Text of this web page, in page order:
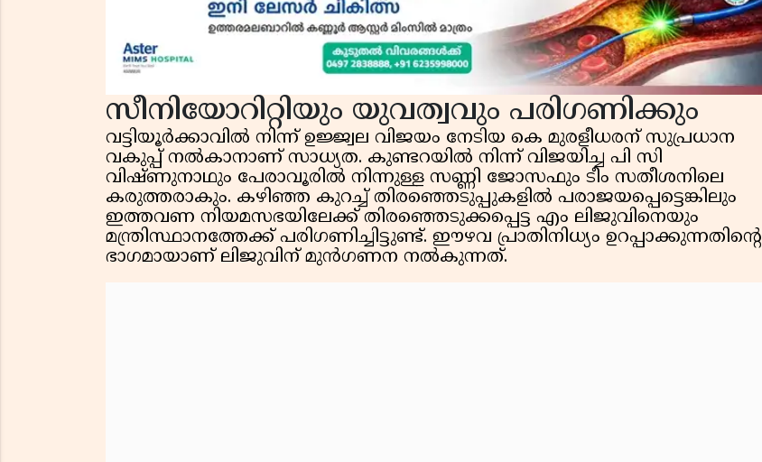
സീനിയോറിറ്റിയും യുവത്വവും പരിഗണിക്കും
വട്ടിയൂർക്കാവിൽ നിന്ന് ഉജ്ജ്വല വിജയം നേടിയ കെ മുരളീധരന് സുപ്രധാന
വകുപ്പ് നൽകാനാണ് സാധ്യത. കുണ്ടറയിൽ നിന്ന് വിജയിച്ച പി സി
വിഷ്ണുനാഥും പേരാവൂരിൽ നിന്നുള്ള സണ്ണി ജോസഫും ടീം സതീശനിലെ
കരുത്തരാകും. കഴിഞ്ഞ കുറച്ച് തിരഞ്ഞെടുപ്പുകളിൽ പരാജയപ്പെട്ടെങ്കിലും
ഇത്തവണ നിയമസഭയിലേക്ക് തിരഞ്ഞെടുക്കപ്പെട്ട എം ലിജുവിനെയും
മന്ത്രിസ്ഥാനത്തേക്ക് പരിഗണിച്ചിട്ടുണ്ട്. ഈഴവ പ്രാതിനിധ്യം ഉറപ്പാക്കുന്നതിൻ്റെ
ഭാഗമായാണ് ലിജുവിന് മുൻഗണന നൽകുന്നത്.